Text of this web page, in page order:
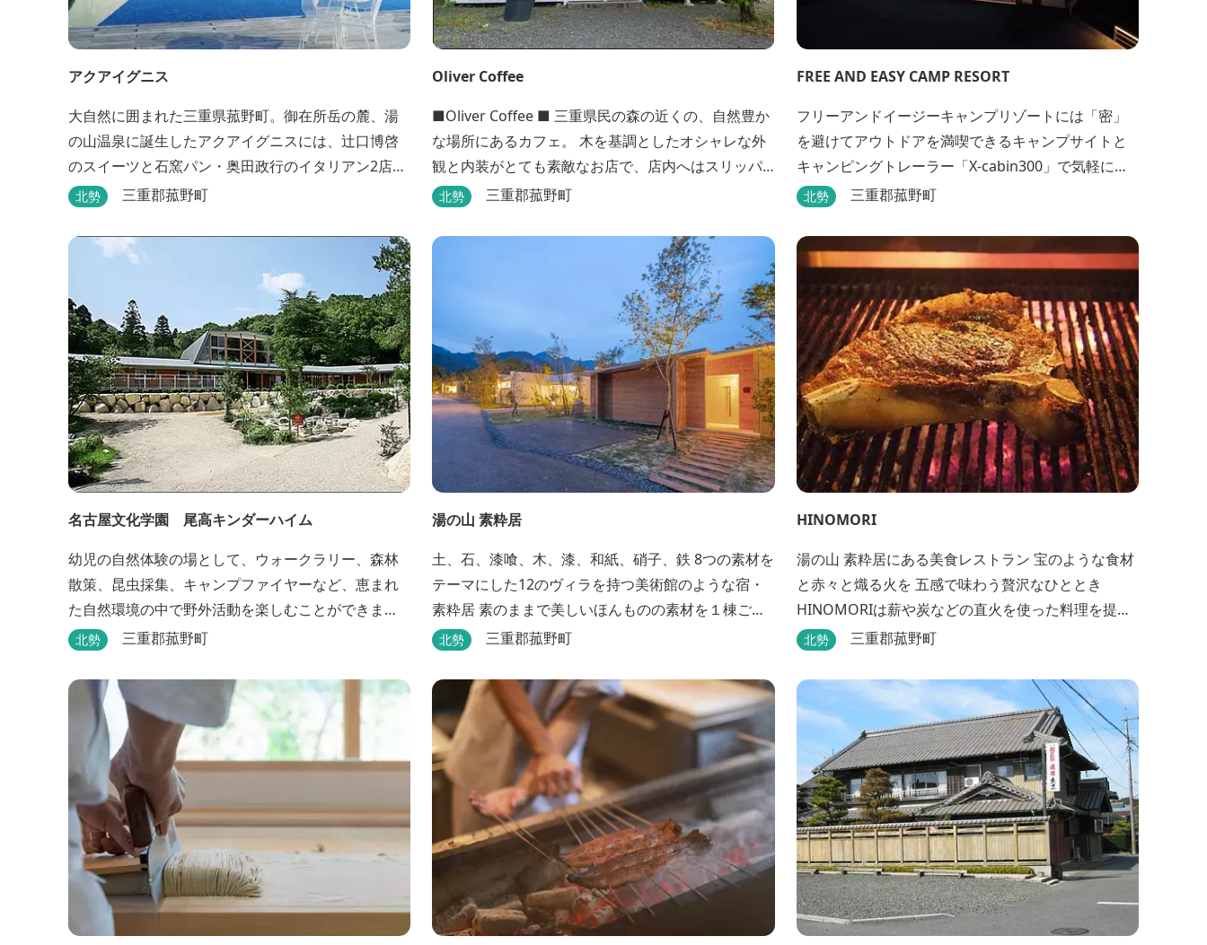
アクアイグニス
大自然に囲まれた三重県菰野町。御在所岳の麓、湯
の山温泉に誕生したアクアイグニスには、辻󠄀口博啓
のスイーツと石窯パン・奥田政行のイタリアン2店
舗・笠原将弘の和食・源泉100％掛け流しの温泉・宿
『癒し』と『食』が集結しております。 【『癒し』
の追求 】 ◆源泉100%掛け流し「片岡温泉」 片岡温
泉は、地下1,200ｍより湯口で約42℃の...
北勢 三重郡菰野町
Oliver Coffee
■Oliver Coffee ■ 三重県民の森の近くの、自然豊か
な場所にあるカフェ。 木を基調としたオシャレな外
観と内装がとても素敵なお店で、店内へはスリッパ
に履き替えて入りますのでリラックスして食事を楽
ス席などがあり、お子様連れでも入りやすく居心地
北勢 三重郡菰野町
FREE AND EASY CAMP RESORT
フリーアンドイージーキャンプリゾートには「密」
を避けてアウトドアを満喫できるキャンプサイトと
キャンピングトレーラー「X-cabin300」で気軽に非
日常的な空間を楽しめるX-cabinトレーラーサイト、
切サウナ施設などを完備、キャンプしながら併設し
ている片岡温泉「アクアイグニス」の入浴利用もで
きるキャンプリゾートです。
北勢 三重郡菰野町
名古屋文化学園 尾高キンダーハイム
幼児の自然体験の場として、ウォークラリー、森林
散策、昆虫採集、キャンプファイヤーなど、恵まれ
た自然環境の中で野外活動を楽しむことができま
す。
北勢 三重郡菰野町
湯の山 素粋居
土、石、漆喰、木、漆、和紙、硝子、鉄 8つの素材を
テーマにした12のヴィラを持つ美術館のような宿・
素粋居 素のままで美しいほんものの素材を１棟ごと
に選び、時とともに味わいの増す12棟のヴィラをつ
クをしつらえた空間は、 とびきり居心地が良い美術
館のよう。次はあのヴィラで素材とアートに触れた
い。 そんな滞在の楽しみが広がります。 「そ...
北勢 三重郡菰野町
HINOMORI
湯の山 素粋居にある美食レストラン 宝のような食材
と赤々と熾る火を 五感で味わう贅沢なひととき
HINOMORIは薪や炭などの直火を使った料理を提供
します。炎が消えて熾火になる瞬間の上品な香りを
でじっくりとローストしたり。炎が生み出す味わい
の繊細さと豪快さをコースでお楽しみください。料
理監修は、フランスで活躍するシェフ・手島竜司。
探...
北勢 三重郡菰野町